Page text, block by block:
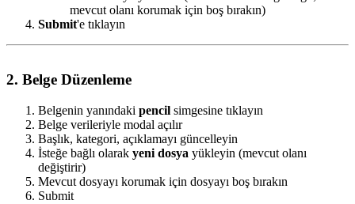
mevcut olanı korumak için boş bırakın)
Submit'e tıklayın
2. Belge Düzenleme
Belgenin yanındaki pencil simgesine tıklayın
Belge verileriyle modal açılır
Başlık, kategori, açıklamayı güncelleyin
İsteğe bağlı olarak yeni dosya yükleyin (mevcut olanı
değiştirir)
Mevcut dosyayı korumak için dosyayı boş bırakın
Submit